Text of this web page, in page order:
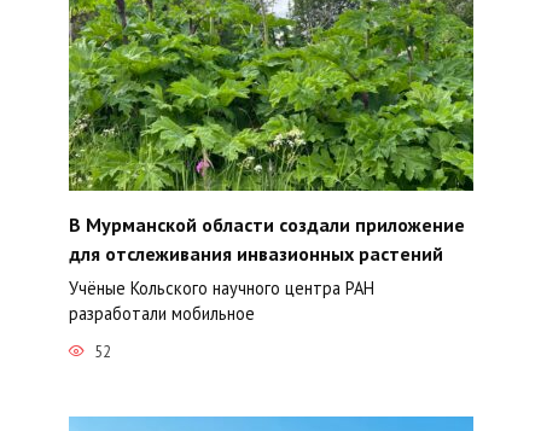
В Мурманской области создали приложение
для отслеживания инвазионных растений
Учёные Кольского научного центра РАН
разработали мобильное
52